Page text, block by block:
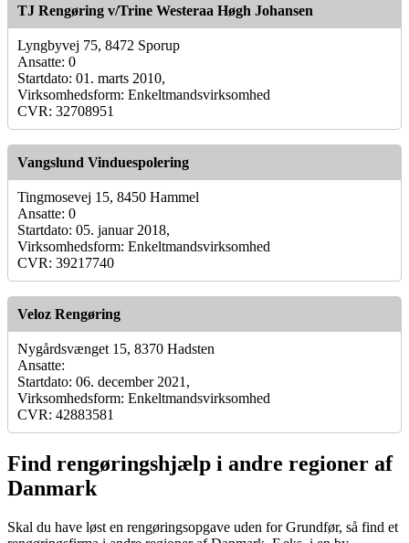
TJ Rengøring v/Trine Westeraa Høgh Johansen
Lyngbyvej 75, 8472 Sporup
Ansatte: 0
Startdato: 01. marts 2010,
Virksomhedsform: Enkeltmandsvirksomhed
CVR: 32708951
Vangslund Vinduespolering
Tingmosevej 15, 8450 Hammel
Ansatte: 0
Startdato: 05. januar 2018,
Virksomhedsform: Enkeltmandsvirksomhed
CVR: 39217740
Veloz Rengøring
Nygårdsvænget 15, 8370 Hadsten
Ansatte:
Startdato: 06. december 2021,
Virksomhedsform: Enkeltmandsvirksomhed
CVR: 42883581
Find rengøringshjælp i andre regioner af
Danmark
Skal du have løst en rengøringsopgave uden for Grundfør, så find et